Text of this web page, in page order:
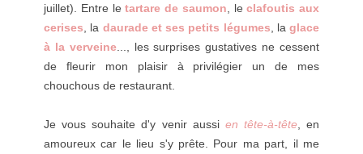
juillet). Entre letartare de saumon , leclafoutis aux
cerises , la daurade et ses petits légumes , la glace
à la verveine..., les surprises gustatives ne cessent
de fleurir mon plaisir à privilégier un de mes
chouchous de restaurant.
Je vous souhaite d'y venir aussi en tête-à-tête , en
amoureux car le lieu s'y prête. Pour ma part, il me